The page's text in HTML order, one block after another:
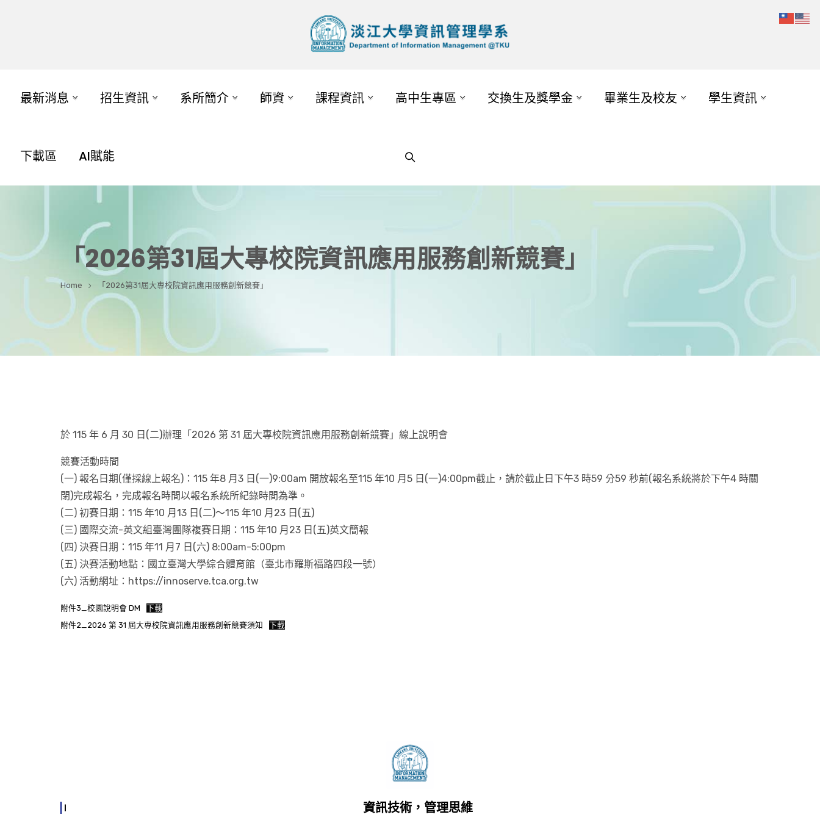
最新消息 招生資訊 系所簡介 師資 課程資訊 高中生專區 交換生及獎學金 畢業生及校友 學生資訊
下載區 AI賦能
「2026第31屆大專校院資訊應用服務創新競賽」
Home 「2026第31屆大專校院資訊應用服務創新競賽」
於 115 年 6 月 30 日(二)辦理「2026 第 31 屆大專校院資訊應用服務創新競賽」線上說明會
競賽活動時間
(一) 報名日期(僅採線上報名)：115 年8 月3 日(一)9:00am 開放報名至115 年10 月5 日(一)4:00pm截止，請於截止日下午3 時59 分59 秒前(報名系統將於下午4 時關
閉)完成報名，完成報名時間以報名系統所紀錄時間為準。
(二) 初賽日期：115 年10 月13 日(二)～115 年10 月23 日(五)
(三) 國際交流-英文組臺灣團隊複賽日期：115 年10 月23 日(五)英文簡報
(四) 決賽日期：115 年11 月7 日(六) 8:00am-5:00pm
(五) 決賽活動地點：國立臺灣大學綜合體育館（臺北市羅斯福路四段一號）
(六) 活動網址：https://innoserve.tca.org.tw
附件3_校園說明會 DM
下載
附件2_2026 第 31 屆大專校院資訊應用服務創新競賽須知
下載
資訊技術，管理思維